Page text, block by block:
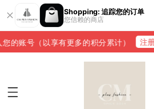
Shopping: 追踪您的订单
您信赖的商店
的账号（以享有更多的积分累计） 注册